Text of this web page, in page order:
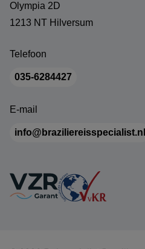
Olympia 2D
1213 NT Hilversum
Telefoon
035-6284427
E-mail
info@braziliereisspecialist.nl